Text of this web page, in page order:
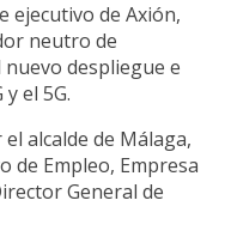
ejecutivo de Axión,
neutro de
despliegue e
el 5G.
alcalde de Málaga,
de Empleo, Empresa
General de